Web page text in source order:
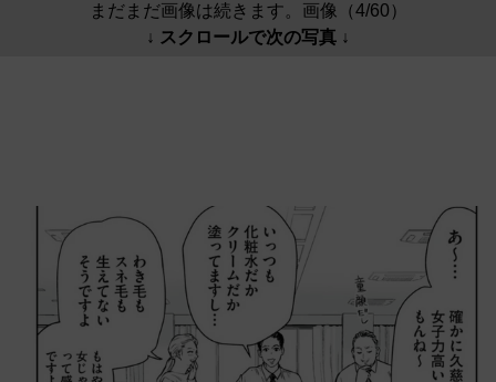
まだまだ画像は続きます。画像（4/60）
↓ スクロールで次の写真 ↓